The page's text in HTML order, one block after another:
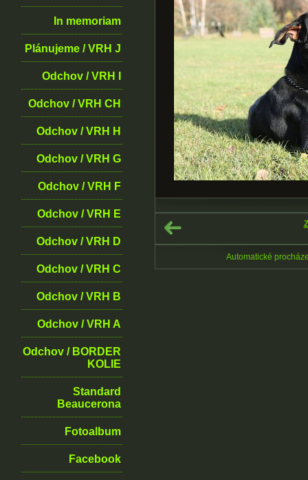
In memoriam
Plánujeme / VRH J
Odchov / VRH I
Odchov / VRH CH
Odchov / VRH H
Odchov / VRH G
Odchov / VRH F
Odchov / VRH E
Odchov / VRH D
Odchov / VRH C
Odchov / VRH B
Odchov / VRH A
Odchov / BORDER
KOLIE
Standard
Beaucerona
Fotoalbum
Facebook
Automatické